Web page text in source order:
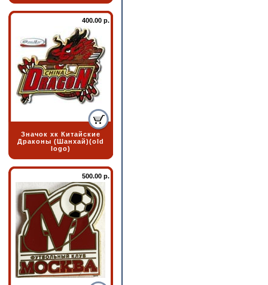
400.00 р.
Значок хк Китайские
Драконы (Шанхай)(old
logo)
500.00 р.